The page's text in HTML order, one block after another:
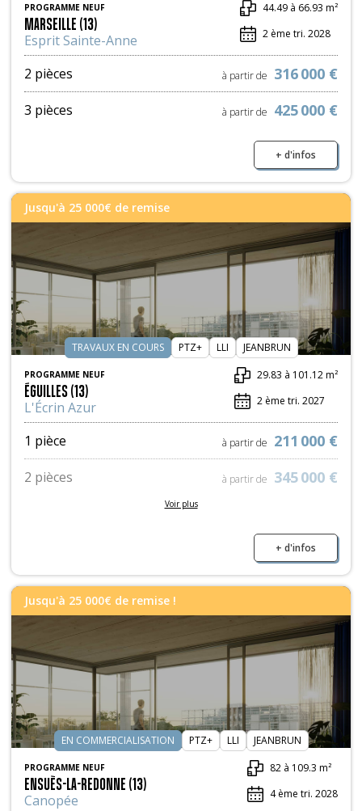
PROGRAMME NEUF
MARSEILLE (13)
Esprit Sainte-Anne
44.49 à 66.93 m²
2 ème tri. 2028
2 pièces à partir de 316 000 €
3 pièces à partir de 425 000 €
+ d'infos
Jusqu'à 25 000€ de remise
TRAVAUX EN COURS PTZ+ LLI JEANBRUN
PROGRAMME NEUF
ÉGUILLES (13)
L'Écrin Azur
29.83 à 101.12 m²
2 ème tri. 2027
1 pièce à partir de 211 000 €
2 pièces à partir de 345 000 €
559 000 €
Parkings à partir de 10 000 €
Voir plus
+ d'infos
Jusqu'à 25 000€ de remise !
EN COMMERCIALISATION PTZ+ LLI JEANBRUN
PROGRAMME NEUF
ENSUÈS-LA-REDONNE (13)
Canopée
82 à 109.3 m²
4 ème tri. 2028